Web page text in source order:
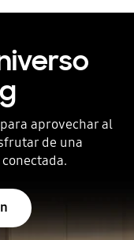
aprovechar al
de una